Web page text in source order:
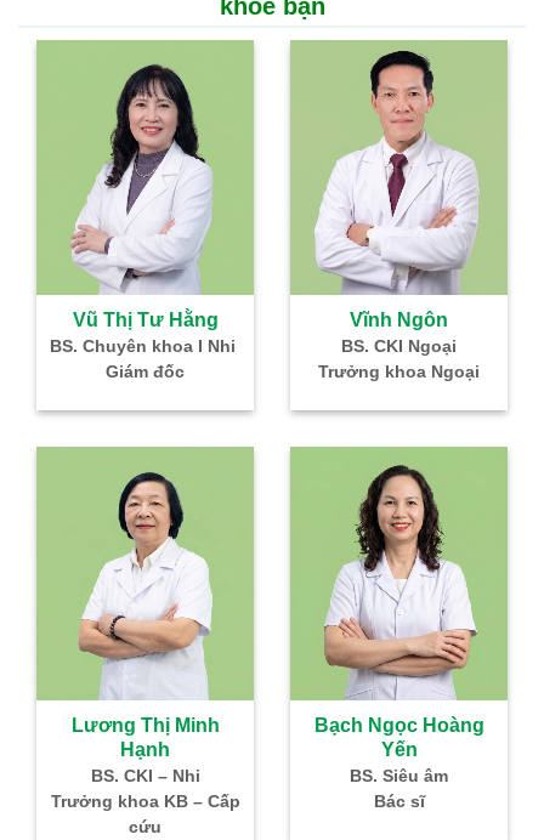
khỏe bạn
Vĩnh Ngôn
BS. CKI Ngoại
Trưởng khoa Ngoại
Bạch Ngọc Hoàng
Yến
BS. Siêu âm
Bác sĩ
Đoàn Thị
BS. CKI
Trưởng